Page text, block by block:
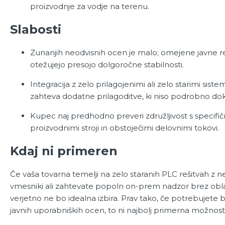
proizvodnje za vodje na terenu.
Slabosti
Zunanjih neodvisnih ocen je malo; omejene javne
otežujejo presojo dolgoročne stabilnosti.
Integracija z zelo prilagojenimi ali zelo starimi
zahteva dodatne prilagoditve, ki niso podrobno
Kupec naj predhodno preveri združljivost s
proizvodnimi stroji in obstoječimi delovnimi tokovi.
Kdaj ni primeren
Če vaša tovarna temelji na zelo staranih PLC rešitvah z
vmesniki ali zahtevate popoln on-prem nadzor brez
verjetno ne bo idealna izbira. Prav tako, če potrebujete
javnih uporabniških ocen, to ni najbolj primerna